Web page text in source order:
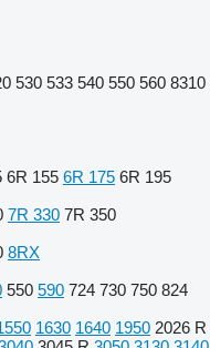
530 533 540 550 560 8310
6R 155 6R 175 6R 195
7R 330 7R 350
8RX
550 590 724 730 750 824
1630 1640 1950 2026 R